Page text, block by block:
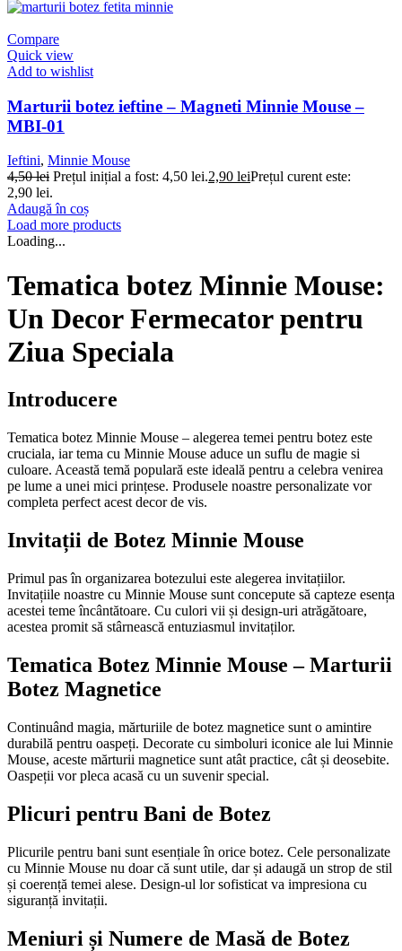
Compare
Quick view
Add to wishlist
Marturii botez ieftine – Magneti Minnie Mouse –
MBI-01
Ieftini, Minnie Mouse
4,50lei Prețul inițial a fost: 4,50 lei.2,90 leiPrețul curent este:
2,90 lei.
Adaugă în coș
Load more products
Loading...
Tematica botez Minnie Mouse:
Un Decor Fermecator pentru
Ziua Speciala
Introducere
Tematica botez Minnie Mouse – alegerea temei pentru botez este
cruciala, iar tema cu Minnie Mouse aduce un suflu de magie si
culoare. Această temă populară este ideală pentru a celebra venirea
pe lume a unei mici prințese. Produsele noastre personalizate vor
completa perfect acest decor de vis.
Invitații de Botez Minnie Mouse
Primul pas în organizarea botezului este alegerea invitațiilor.
Invitațiile noastre cu Minnie Mouse sunt concepute să capteze esența
acestei teme încântătoare. Cu culori vii și design-uri atrăgătoare,
acestea promit să stârnească entuziasmul invitaților.
Tematica Botez Minnie Mouse – Marturii
Botez Magnetice
Continuând magia, mărturiile de botez magnetice sunt o amintire
durabilă pentru oaspeți. Decorate cu simboluri iconice ale lui Minnie
Mouse, aceste mărturii magnetice sunt atât practice, cât și deosebite.
Oaspeții vor pleca acasă cu un suvenir special.
Plicuri pentru Bani de Botez
Plicurile pentru bani sunt esențiale în orice botez. Cele personalizate
cu Minnie Mouse nu doar că sunt utile, dar și adaugă un strop de stil
și coerență temei alese. Design-ul lor sofisticat va impresiona cu
siguranță invitații.
Meniuri și Numere de Masă de Botez